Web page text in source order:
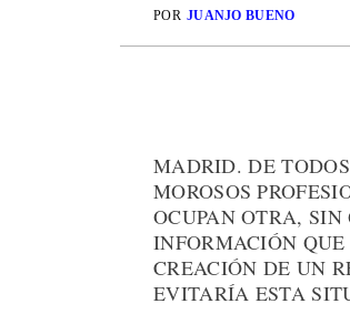
POR JUANJO BUENO
MADRID. DE
MOROSOS
OCUPAN OTRA,
INFORMACIÓN
CREACIÓN DE UN
EVITARÍA ESTA